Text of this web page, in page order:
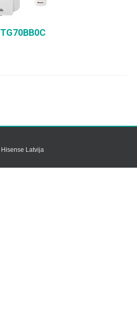
TG70BB0C
Hisense Latvija